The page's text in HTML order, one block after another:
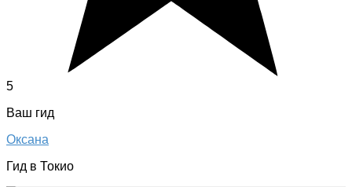
5
Ваш гид
Оксана
Гид в Токио